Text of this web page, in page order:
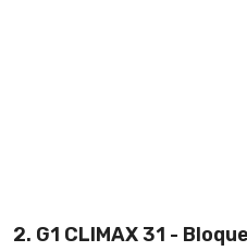
2. G1 CLIMAX 31 -